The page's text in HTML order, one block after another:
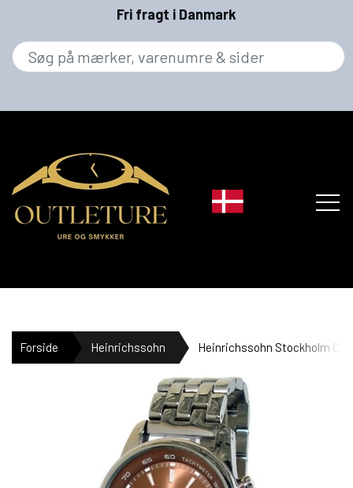
Fri fragt i Danmark
MÆRKER
HERREURE
DAMEURE
Forside Heinrichssohn Heinrichssohn Stockholm